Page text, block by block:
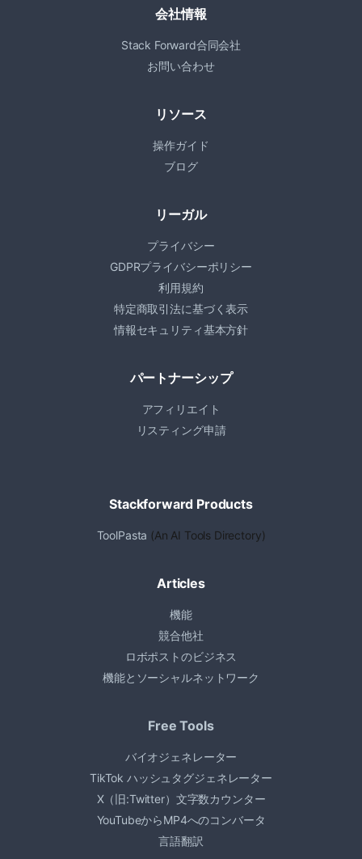
会社情報
Stack Forward合同会社
お問い合わせ
リソース
操作ガイド
ブログ
リーガル
プライバシー
GDPRプライバシーポリシー
利用規約
特定商取引法に基づく表示
情報セキュリティ基本方針
パートナーシップ
アフィリエイト
リスティング申請
Stackforward Products
ToolPasta (An AI Tools Directory)
Articles
機能
競合他社
ロボポストのビジネス
機能とソーシャルネットワーク
Free Tools
バイオジェネレーター
TikTok ハッシュタグジェネレーター
X（旧:Twitter）文字数カウンター
YouTubeからMP4へのコンバータ
言語翻訳